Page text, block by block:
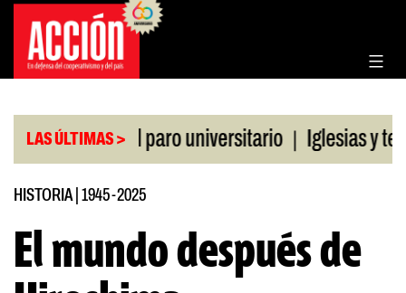
Saltar
contenido
LAS ÚLTIMAS >
la CGT al paro universitario | Iglesias y templos
HISTORIA| 1945-2025
El mundo después de